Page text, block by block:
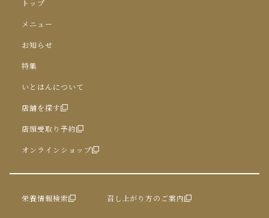
トップ
メニュー
お知らせ
特集
いとはんについて
店舗を探す
店頭受取り予約
オンラインショップ
栄養情報検索 召し上がり方のご案内